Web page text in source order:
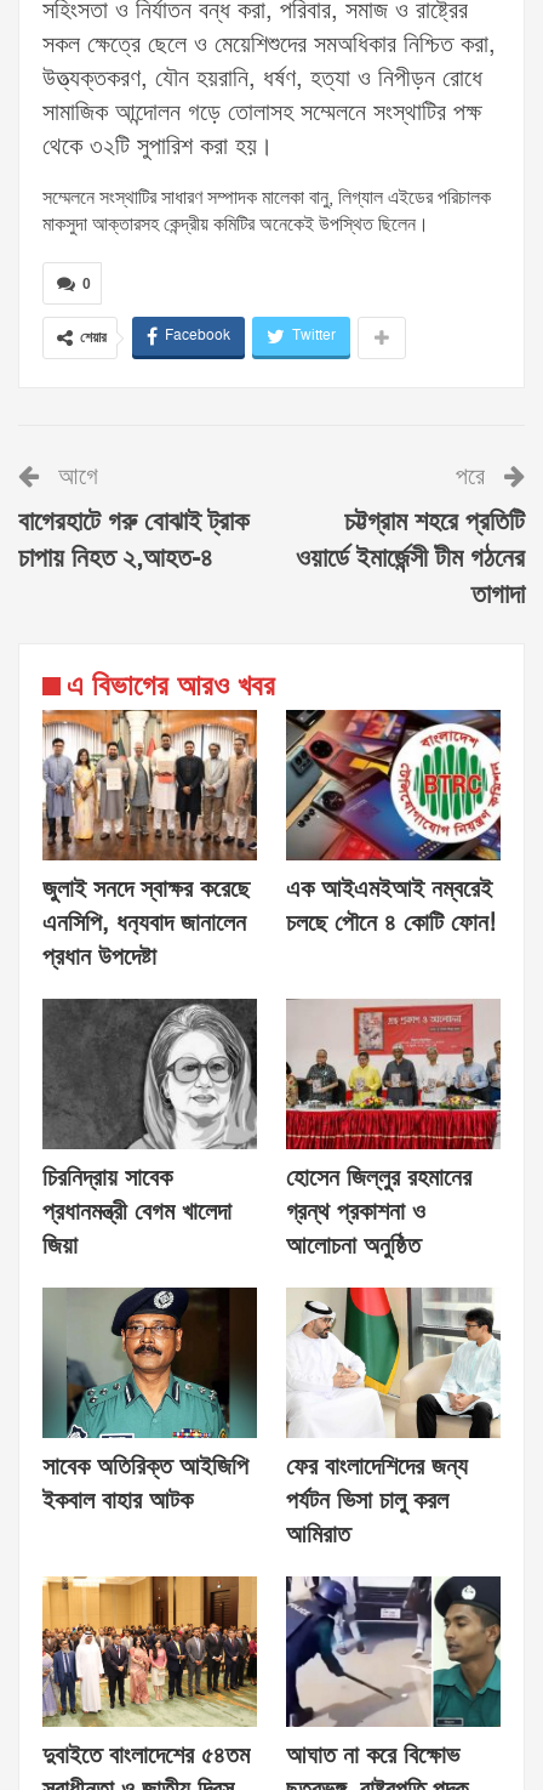
সহিংসতা ও নির্যাতন বন্ধ করা, পরিবার, সমাজ ও রাষ্ট্রের
সকল ক্ষেত্রে ছেলে ও মেয়েশিশুদের সমঅধিকার নিশ্চিত করা,
উত্ত্যক্তকরণ, যৌন হয়রানি, ধর্ষণ, হত্যা ও নিপীড়ন রোধে
সামাজিক আন্দোলন গড়ে তোলাসহ সম্মেলনে সংস্থাটির পক্ষ
থেকে ৩২টি সুপারিশ করা হয়।
সম্মেলনে সংস্থাটির সাধারণ সম্পাদক মালেকা বানু, লিগ্যাল এইডের পরিচালক
মাকসুদা আক্তারসহ কেন্দ্রীয় কমিটির অনেকেই উপস্থিত ছিলেন।
0
শেয়ার Facebook Twitter
আগে
বাগেরহাটে গরু বোঝাই ট্রাক
চাপায় নিহত ২,আহত-৪
পরে
চট্টগ্রাম শহরে প্রতিটি
ওয়ার্ডে ইমার্জেন্সী টীম গঠনের
তাগাদা
এ বিভাগের আরও খবর
জুলাই সনদে স্বাক্ষর করেছে
এনসিপি, ধন‍্যবাদ জানালেন
প্রধান উপদেষ্টা
এক আইএমইআই নম্বরেই
চলছে পৌনে ৪ কোটি ফোন!
চিরনিদ্রায় সাবেক
প্রধানমন্ত্রী বেগম খালেদা
জিয়া
হোসেন জিল্লুর রহমানের
গ্রন্থ প্রকাশনা ও
আলোচনা অনুষ্ঠিত
সাবেক অতিরিক্ত আইজিপি
ইকবাল বাহার আটক
ফের বাংলাদেশিদের জন্য
পর্যটন ভিসা চালু করল
আমিরাত
দুবাইতে বাংলাদেশের ৫৪তম
আঘাত না করে বিক্ষোভ